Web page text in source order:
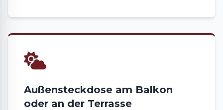
Außensteckdose am Balkon
oder an der Terrasse